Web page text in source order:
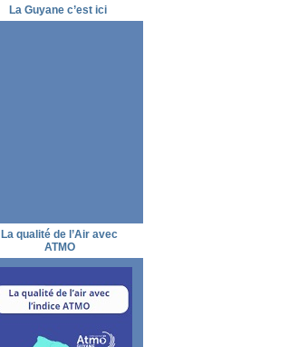
La Guyane c’est ici
La qualité de l’Air avec
ATMO